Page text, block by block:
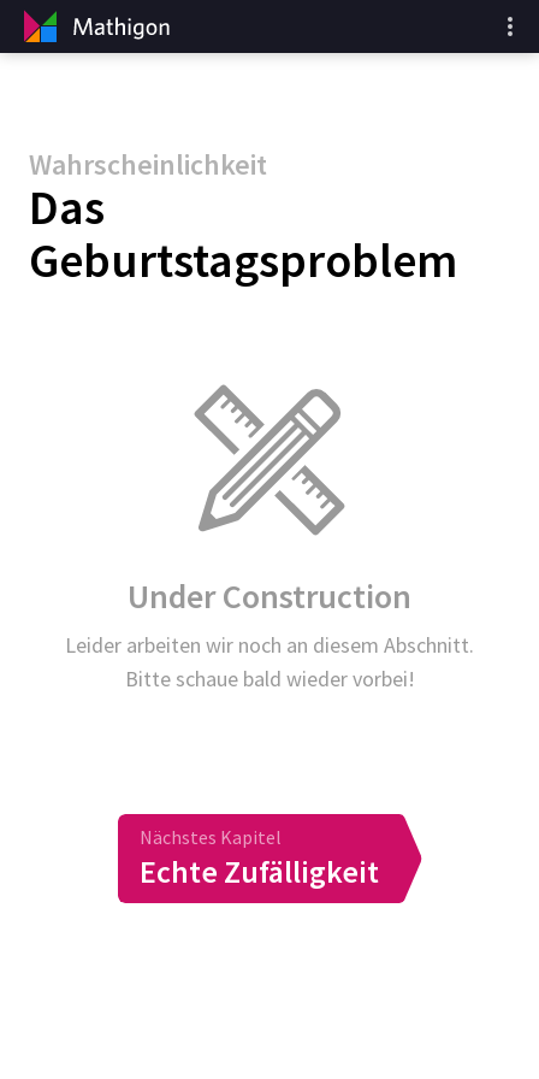
Wahrscheinlichkeit
Das
Geburtstagsproblem
Under Construction
Leider arbeiten wir noch an diesem Abschnitt.
Bitte schaue bald wieder vorbei!
Nächstes Kapitel
Echte Zufälligkeit